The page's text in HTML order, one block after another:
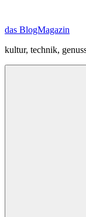
springen
das BlogMagazin
kultur, technik,